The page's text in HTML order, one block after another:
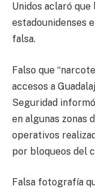
Unidos aclaró
estadounidenses
falsa.
Falso que
accesos a
Seguridad
en algunas zonas
operativos
por bloqueos del
Falsa fotografía